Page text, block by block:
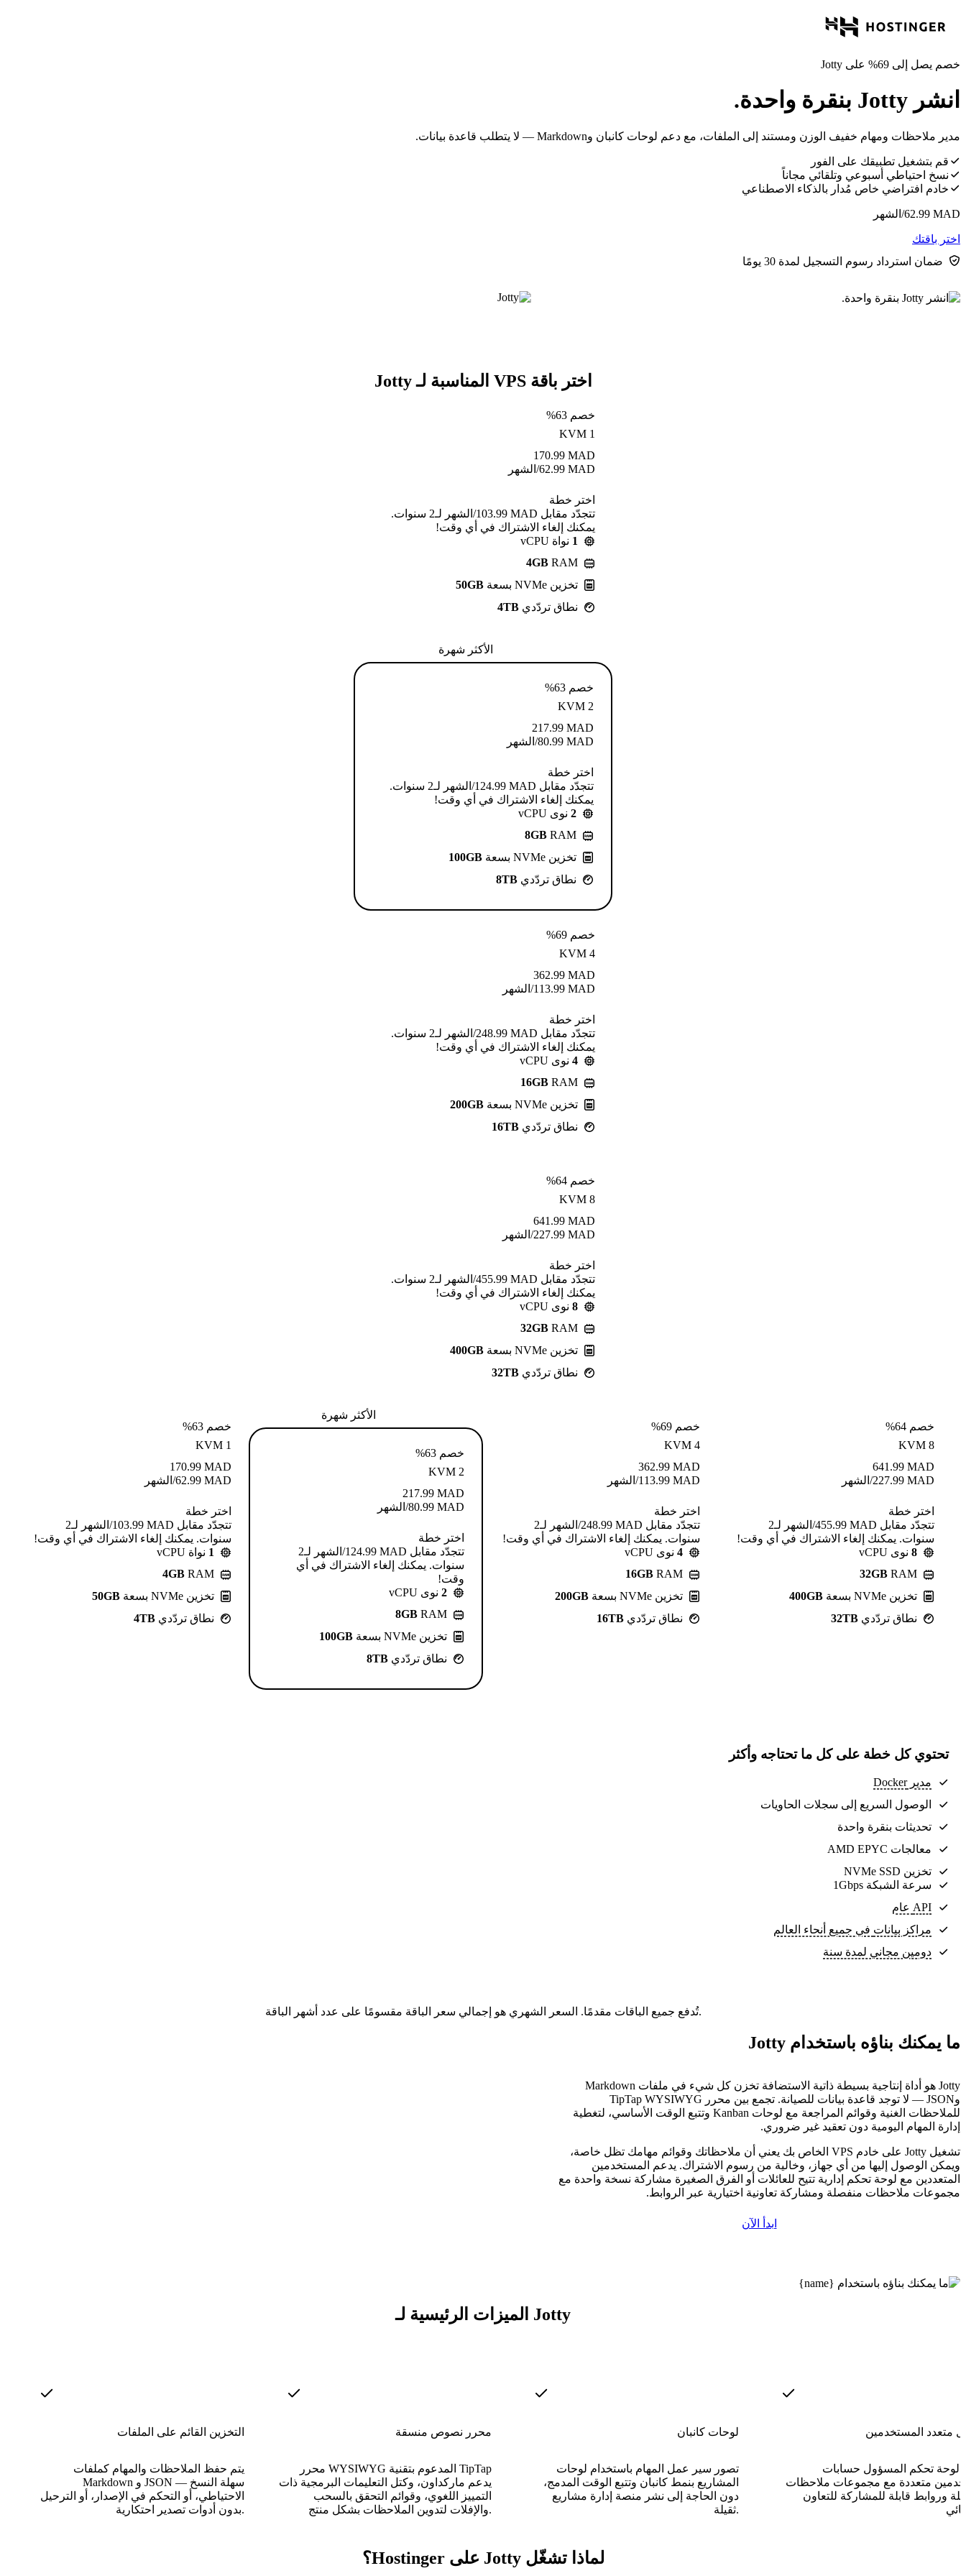
خصم يصل إلى 69% على Jotty
انشر Jotty بنقرة واحدة.
مدير ملاحظات ومهام خفيف الوزن ومستند إلى الملفات، مع دعم لوحات كانبان وMarkdown — لا يتطلب قاعدة بيانات.
قم بتشغيل تطبيقك على الفور
نسخ احتياطي أسبوعي وتلقائي مجاناً
خادم افتراضي خاص مُدار بالذكاء الاصطناعي
MAD
62.99/الشهر
اختر باقتك
ضمان استرداد رسوم التسجيل لمدة 30 يومًا
اختر باقة VPS المناسبة لـ Jotty
خصم 63%
KVM 1
MAD
170.99
MAD
62.99/الشهر
اختر خطة
تتجدّد مقابل MAD ⁦103.99⁩/الشهر لـ2 سنوات.
يمكنك إلغاء الاشتراك في أي وقت!
1 نواة vCPU
4GB RAM
تخزين NVMe بسعة
50GB
نطاق تردّدي 4TB
الأكثر شهرة
خصم 63%
KVM 2
MAD
217.99
MAD
80.99/الشهر
اختر خطة
تتجدّد مقابل MAD ⁦124.99⁩/الشهر لـ2 سنوات.
يمكنك إلغاء الاشتراك في أي وقت!
2 نوى vCPU
8GB RAM
تخزين NVMe بسعة
100GB
نطاق تردّدي 8TB
خصم 69%
KVM 4
MAD
362.99
MAD
113.99/الشهر
اختر خطة
تتجدّد مقابل MAD ⁦248.99⁩/الشهر لـ2 سنوات.
يمكنك إلغاء الاشتراك في أي وقت!
4 نوى vCPU
16GB RAM
تخزين NVMe بسعة
200GB
نطاق تردّدي 16TB
خصم 64%
KVM 8
MAD
641.99
MAD
227.99/الشهر
اختر خطة
تتجدّد مقابل MAD ⁦455.99⁩/الشهر لـ2 سنوات.
يمكنك إلغاء الاشتراك في أي وقت!
8 نوى vCPU
32GB RAM
تخزين NVMe بسعة
400GB
نطاق تردّدي 32TB
خصم 63%
KVM 1
MAD
170.99
MAD
62.99/الشهر
اختر خطة
تتجدّد مقابل MAD ⁦103.99⁩/الشهر لـ2
سنوات. يمكنك إلغاء الاشتراك في أي وقت!
1 نواة vCPU
4GB RAM
تخزين NVMe بسعة
50GB
نطاق تردّدي 4TB
الأكثر شهرة
خصم 63%
KVM 2
MAD
217.99
MAD
80.99/الشهر
اختر خطة
تتجدّد مقابل MAD ⁦124.99⁩/الشهر لـ2
سنوات. يمكنك إلغاء الاشتراك في أي
وقت!
2 نوى vCPU
8GB RAM
تخزين NVMe بسعة
100GB
نطاق تردّدي 8TB
خصم 69%
KVM 4
MAD
362.99
MAD
113.99/الشهر
اختر خطة
تتجدّد مقابل MAD ⁦248.99⁩/الشهر لـ2
سنوات. يمكنك إلغاء الاشتراك في أي وقت!
4 نوى vCPU
16GB RAM
تخزين NVMe بسعة
200GB
نطاق تردّدي 16TB
خصم 64%
KVM 8
MAD
641.99
MAD
227.99/الشهر
اختر خطة
تتجدّد مقابل MAD ⁦455.99⁩/الشهر لـ2
سنوات. يمكنك إلغاء الاشتراك في أي وقت!
8 نوى vCPU
32GB RAM
تخزين NVMe بسعة
400GB
نطاق تردّدي 32TB
تحتوي كل خطة على كل ما تحتاجه وأكثر
مدير Docker
الوصول السريع إلى سجلات الحاويات
تحديثات بنقرة واحدة
معالجات AMD EPYC
تخزين NVMe SSD
سرعة الشبكة 1Gbps
API عام
مراكز بيانات في جميع أنحاء العالم
دومين مجاني لمدة سنة
تُدفع جميع الباقات مقدمًا. السعر الشهري هو إجمالي سعر الباقة مقسومًا على عدد أشهر الباقة.
ما يمكنك بناؤه باستخدام Jotty
Jotty هو أداة إنتاجية بسيطة ذاتية الاستضافة تخزن كل شيء في ملفات Markdown
وJSON — لا توجد قاعدة بيانات للصيانة. تجمع بين محرر TipTap WYSIWYG
للملاحظات الغنية وقوائم المراجعة مع لوحات Kanban وتتبع الوقت الأساسي، لتغطية
إدارة المهام اليومية دون تعقيد غير ضروري.
تشغيل Jotty على خادم VPS الخاص بك يعني أن ملاحظاتك وقوائم مهامك تظل خاصة،
ويمكن الوصول إليها من أي جهاز، وخالية من رسوم الاشتراك. يدعم المستخدمين
المتعددين مع لوحة تحكم إدارية تتيح للعائلات أو الفرق الصغيرة مشاركة نسخة واحدة مع
مجموعات ملاحظات منفصلة ومشاركة تعاونية اختيارية عبر الروابط.
ابدأ الآن
الميزات الرئيسية لـ Jotty
التخزين القائم على الملفات
يتم حفظ الملاحظات والمهام كملفات
Markdown و JSON — سهلة النسخ
الاحتياطي، أو التحكم في الإصدار، أو الترحيل
بدون أدوات تصدير احتكارية.
محرر نصوص منسقة
محرر WYSIWYG المدعوم بتقنية TipTap
يدعم ماركداون، وكتل التعليمات البرمجية ذات
التمييز اللغوي، وقوائم التحقق بالسحب
والإفلات لتدوين الملاحظات بشكل منتج.
لوحات كانبان
تصور سير عمل المهام باستخدام لوحات
المشاريع بنمط كانبان وتتبع الوقت المدمج،
دون الحاجة إلى نشر منصة إدارة مشاريع
ثقيلة.
متعدد المستخدمين
لوحة تحكم المسؤول حسابات
متعددة مع مجموعات ملاحظات
وروابط قابلة للمشاركة للتعاون
لماذا تشغّل Jotty على Hostinger؟